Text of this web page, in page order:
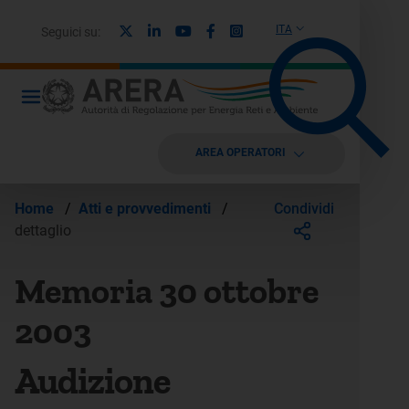
ITA
Seguici su: LinkedinYoutubeFacebook
Instagram
AREA OPERATORI
Home / Atti e provvedimenti
/
dettaglio
Condividi
Memoria 30 ottobre
2003
Audizione